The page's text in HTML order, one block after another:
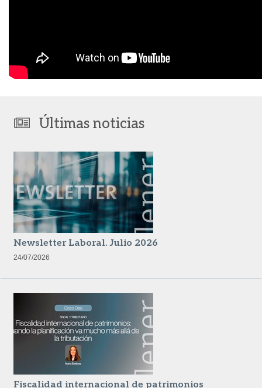
Últimas noticias
Newsletter Laboral. Julio 2026
24/07/2026
Fiscalidad internacional de patrimonios